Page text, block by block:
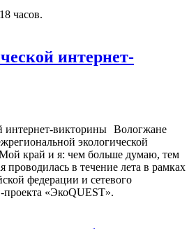
часов.
интернет-
Вологжане
экологической
край и я: чем больше думаю, тем
проводилась в течение лета в рамках
федерации и сетевого
проекта «ЭкоQUEST».